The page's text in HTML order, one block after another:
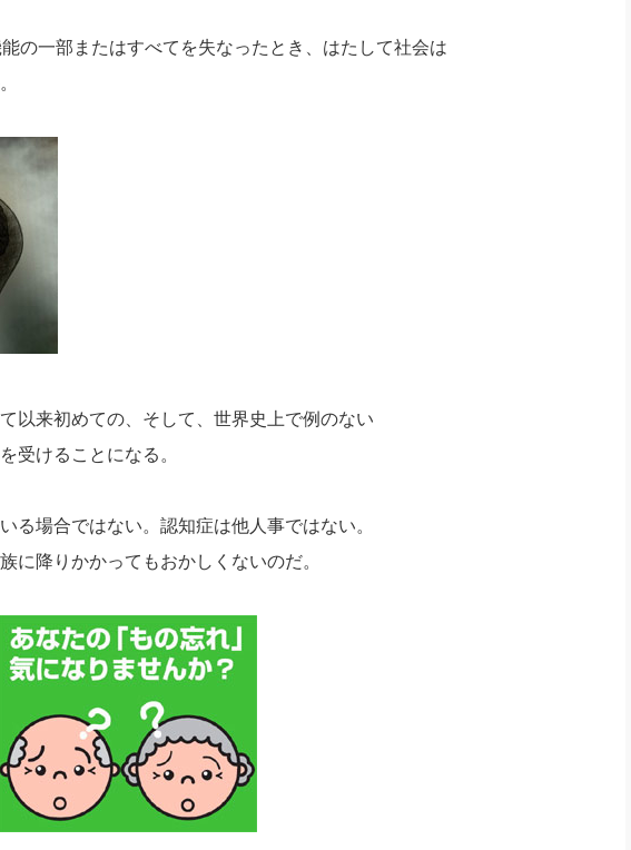
の一部またはすべてを失なったとき、はたして社会は
以来初めての、そして、世界史上で例のない
受けることになる。
る場合ではない。認知症は他人事ではない。
に降りかかってもおかしくないのだ。